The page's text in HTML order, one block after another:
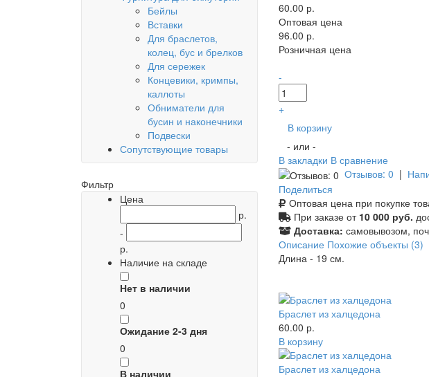
Бейлы
Вставки
Для браслетов,
колец, бус и брелков
Для сережек
Концевики, кримпы,
каллоты
Обниматели для
бусин и наконечники
Подвески
Сопутствующие товары
Фильтр
Цена
р.
-
р.
Наличие на складе
Нет в наличии
0
Ожидание 2-3 дня
0
В наличии
60.00 р.
Оптовая цена
96.00 р.
Розничная цена
-
+
В корзину
- или -
В закладки В сравнение
Отзывов: 0 |
Поделиться
Оптовая цена при покупке
При заказе от 10 000 руб.
Доставка: самовывозом,
Описание Похожие объекты (3)
Длина - 19 см.
Браслет из халцедона
60.00 р.
В корзину
Браслет из халцедона